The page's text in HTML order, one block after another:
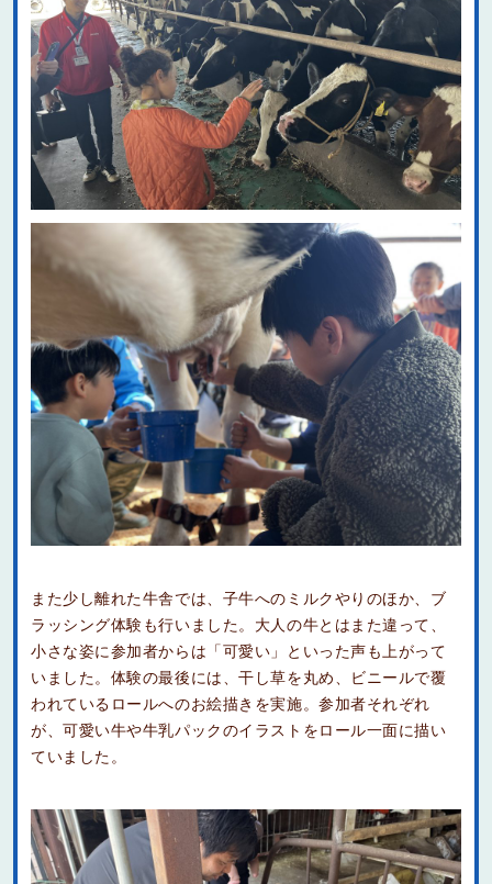
また少し離れた牛舎では、子牛へのミルクやりのほか、ブ
ラッシング体験も行いました。大人の牛とはまた違って、
小さな姿に参加者からは「可愛い」といった声も上がって
いました。体験の最後には、干し草を丸め、ビニールで覆
われているロールへのお絵描きを実施。参加者それぞれ
が、可愛い牛や牛乳パックのイラストをロール一面に描い
ていました。